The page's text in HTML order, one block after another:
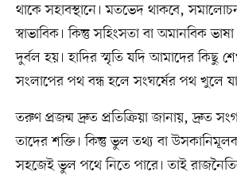
থাকে সহাবস্থানে। মতভেদ থাকবে,
স্বাভাবিক। কিন্তু সহিংসতা বা অমানবিক
দুর্বল হয়। হাদির স্মৃতি যদি আমাদের কিছু
সংলাপের পথ বন্ধ হলে সংঘর্ষের পথ খুলে
তরুণ প্রজন্ম দ্রুত প্রতিক্রিয়া জানায়, দ্রুত
তাদের শক্তি। কিন্তু ভুল তথ্য বা
সহজেই ভুল পথে নিতে পারে। তাই